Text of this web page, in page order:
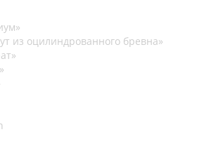
из оцилиндрованного бревна»